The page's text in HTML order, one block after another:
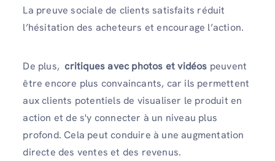
La preuve sociale de clients satisfaits réduit
l’hésitation des acheteurs et encourage l’action.
De plus,critiques avec photos et vidéos peuvent
être encore plus convaincants, car ils permettent
aux clients potentiels de visualiser le produit en
action et de s'y connecter à un niveau plus
profond. Cela peut conduire à une augmentation
directe des ventes et des revenus.